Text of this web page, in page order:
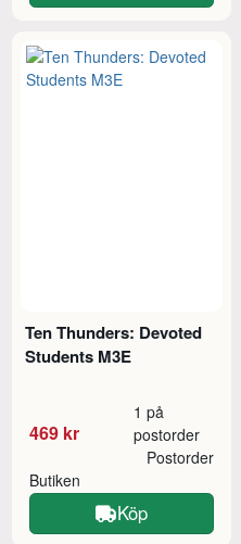
Ten Thunders: Devoted
Students M3E
469 kr
1 på
postorder
Butiken
Postorder
Köp